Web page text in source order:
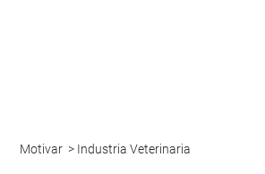
Motivar > Industria Veterinaria